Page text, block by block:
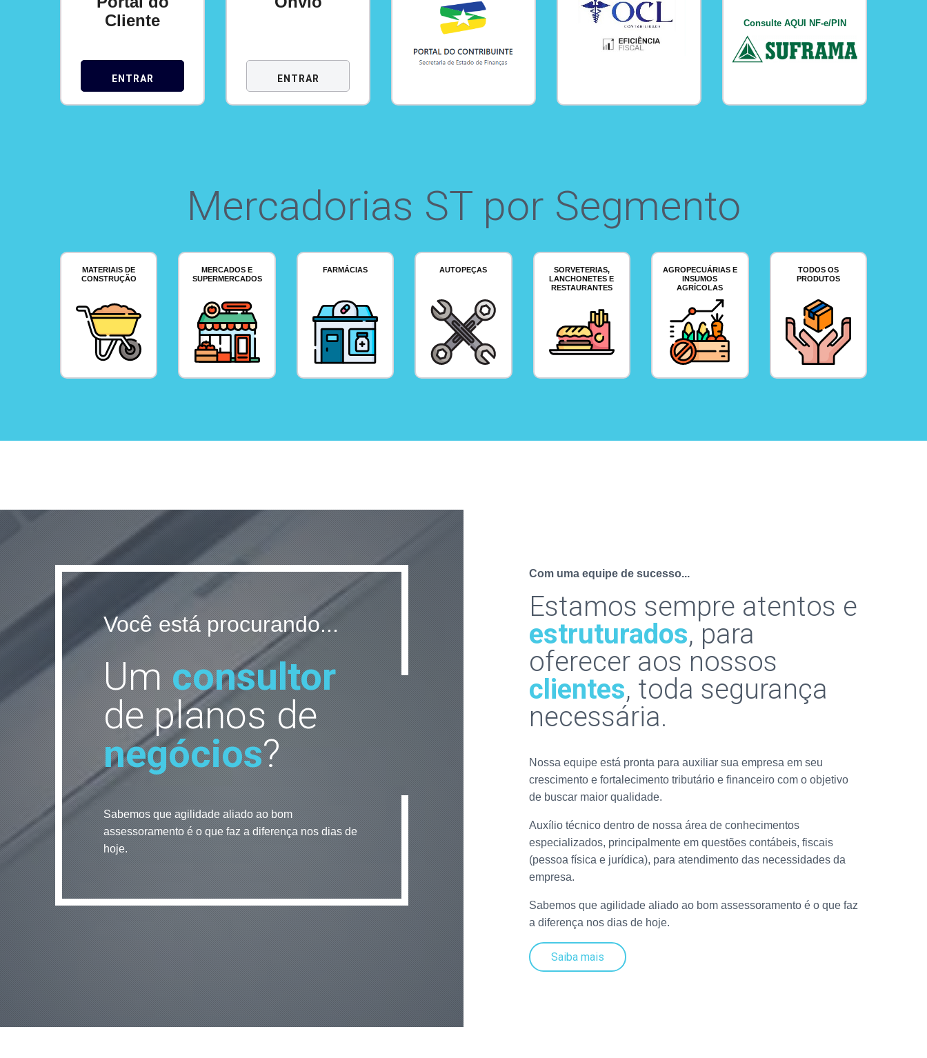
Cliente
ENTRAR ENTRAR
Consulte AQUI NF-e/PIN
Mercadorias ST por Segmento
MATERIAIS DE
CONSTRUÇÃO
MERCADOS E
SUPERMERCADOS
FARMÁCIAS AUTOPEÇAS
SORVETERIAS,
LANCHONETES E
RESTAURANTES
AGROPECUÁRIAS E
INSUMOS
AGRÍCOLAS
TODOS OS
PRODUTOS
Você está procurando...
Um consultor
de planos de
negócios?
Sabemos que agilidade aliado ao bom
assessoramento é o que faz a diferença nos dias de
hoje.
Com uma equipe de sucesso...
Estamos sempre atentos e
estruturados, para
oferecer aos nossos
clientes, toda segurança
necessária.
Nossa equipe está pronta para auxiliar sua empresa em seu
crescimento e fortalecimento tributário e financeiro com o objetivo
de buscar maior qualidade.
Auxílio técnico dentro de nossa área de conhecimentos
especializados, principalmente em questões contábeis, fiscais
(pessoa física e jurídica), para atendimento das necessidades da
empresa.
Sabemos que agilidade aliado ao bom assessoramento é o que faz
a diferença nos dias de hoje.
Saiba mais